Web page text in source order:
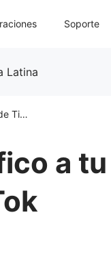
Soporte
Latina
Cómo aumentar el tráfico a tu e-commerce desde TikTok
a